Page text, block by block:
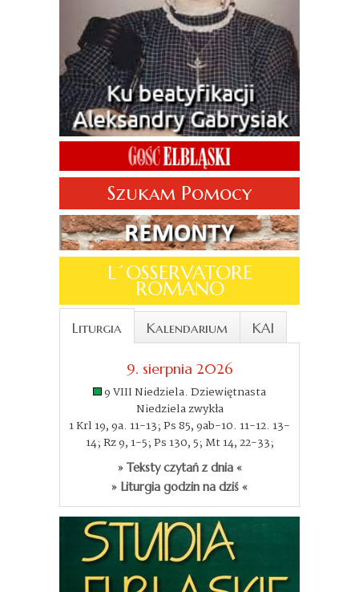
Szukam Pomocy
L´OSSERVATORE
ROMANO
Liturgia Kalendarium KAI
9. sierpnia 2026
9 VIII Niedziela. Dziewiętnasta
Niedziela zwykła
1 Krl 19, 9a. 11-13; Ps 85, 9ab-10. 11-12. 13-
14; Rz 9, 1-5; Ps 130, 5; Mt 14, 22-33;
» Teksty czytań z dnia «
» Liturgia godzin na dziś «